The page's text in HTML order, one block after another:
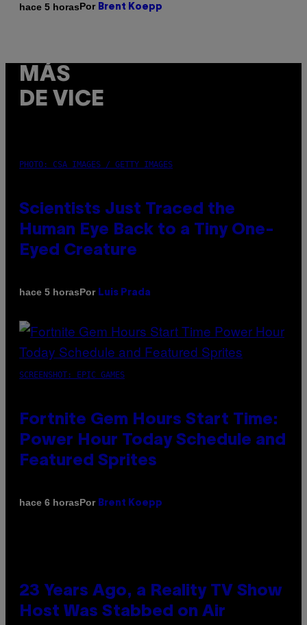
hace 5 horasPor Brent Koepp
MÁS
DE VICE
PHOTO: CSA IMAGES / GETTY IMAGES
Scientists Just Traced the
Human Eye Back to a Tiny One-
Eyed Creature
hace 5 horasPor Luis Prada
SCREENSHOT: EPIC GAMES
Fortnite Gem Hours Start Time:
Power Hour Today Schedule and
Featured Sprites
hace 6 horasPor Brent Koepp
23 Years Ago, a Reality TV Show
Host Was Stabbed on Air